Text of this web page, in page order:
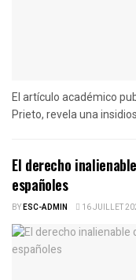
El artículo académico
Prieto, revela una
El derecho
españoles
BYESC-ADMIN 16 JUILLET